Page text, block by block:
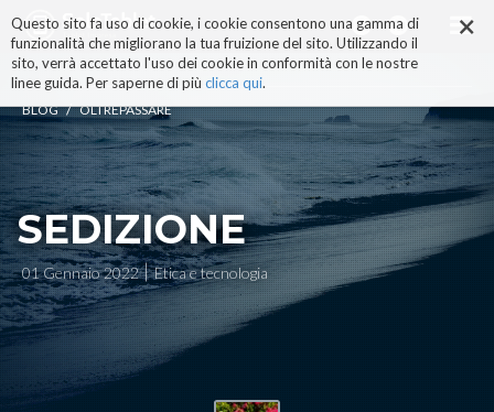
×
Questo sito fa uso di cookie, i cookie consentono una gamma di
funzionalità che migliorano la tua fruizione del sito. Utilizzando il
sito, verrà accettato l'uso dei cookie in conformità con le nostre
linee guida. Per saperne di più clicca qui.
ai
contenuti.
|
alla
navigazione
BLOG / OLTREPASSARE
SEDIZIONE
01 Gennaio 2022 Etica e tecnologia